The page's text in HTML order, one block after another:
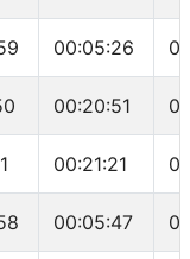
00:05:26
00:20:51
00:21:21
00:05:47